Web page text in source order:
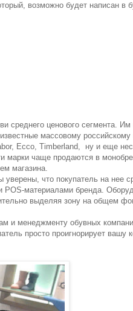
возможно будет написан в
среднего ценового сегмента. Им
массовому российскому
Ecco, Timberland, ну и еще
марки чаще продаются в
магазина.
что покупатель на нее
материалами бренда.
выделяя зону на общем
и менеджменту обувных
просто проигнорирует вашу